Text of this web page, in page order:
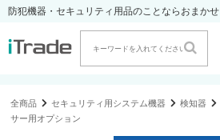
防犯機器・セキュリティ用品のことならおまかせ
全商品 セキュリティ用システム機器 検知器
サー用オプション